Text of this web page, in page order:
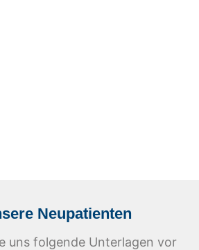
Neupatienten
uns folgende Unterlagen vor